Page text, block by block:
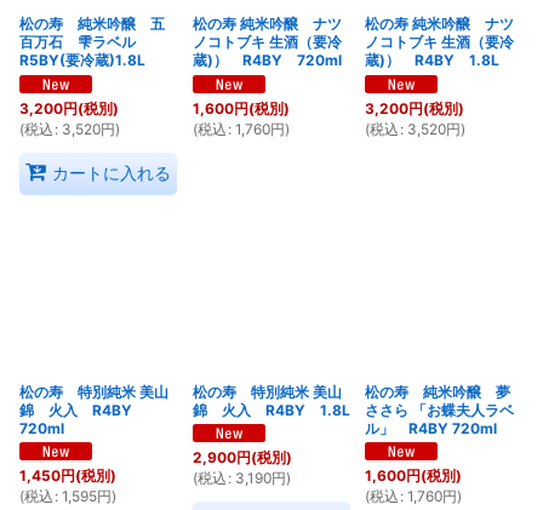
松の寿 純米吟醸 五
百万石 雫ラベル
R5BY(要冷蔵)1.8L
3,200円(税別)
(税込 : 3,520円)
カートに入れる
松の寿 純米吟醸 ナツ
ノコトブキ 生酒（要冷
蔵)） R4BY 720ml
1,600円(税別)
(税込 : 1,760円)
松の寿 純米吟醸 ナツ
ノコトブキ 生酒（要冷
蔵)） R4BY 1.8L
3,200円(税別)
(税込 : 3,520円)
松の寿 特別純米 美山
錦 火入 R4BY
720ml
1,450円(税別)
(税込 : 1,595円)
松の寿 特別純米 美山
錦 火入 R4BY 1.8L
2,900円(税別)
(税込 : 3,190円)
松の寿 純米吟醸 夢
ささら 「お蝶夫人ラベ
ル」 R4BY 720ml
1,600円(税別)
(税込 : 1,760円)